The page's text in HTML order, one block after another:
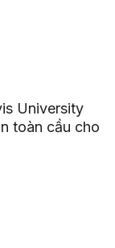
University
toàn cầu cho